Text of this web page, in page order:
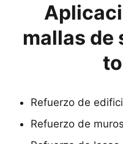
mallas de
Refuerzo de
Refuerzo de muros